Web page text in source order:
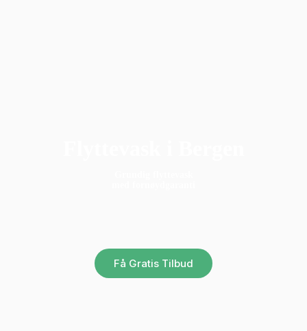
Få Gratis Tilbud